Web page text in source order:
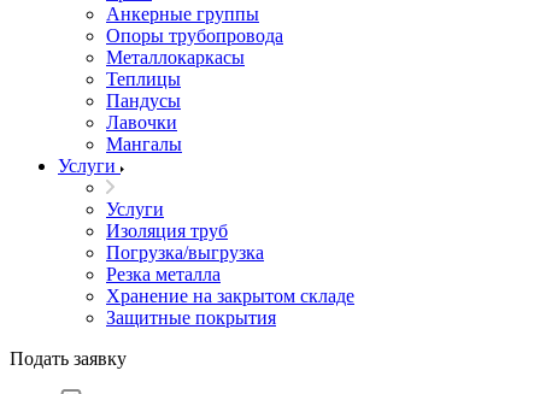
Анкерные группы
Опоры трубопровода
Металлокаркасы
Теплицы
Пандусы
Лавочки
Мангалы
Услуги
Услуги
Изоляция труб
Погрузка/выгрузка
Резка металла
Хранение на закрытом складе
Защитные покрытия
Подать заявку